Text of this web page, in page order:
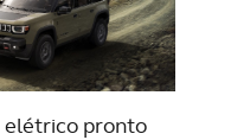
elétrico pronto